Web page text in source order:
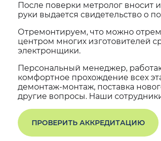
После поверки метролог
руки выдается свидетельство о
Отремонтируем, что можно
центром многих изготовителей
электронщики.
Персональный менеджер,
комфортное прохождение всех
демонтаж-монтаж, поставка
другие вопросы. Наши
ПРОВЕРИТЬ АККРЕДИТАЦИЮ